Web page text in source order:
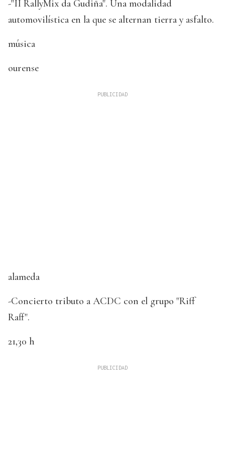
-"II RallyMix da Gudiña". Una modalidad
automovilística en la que se alternan tierra y asfalto.
música
ourense
alameda
-Concierto tributo a ACDC con el grupo "Riff
Raff".
21,30 h